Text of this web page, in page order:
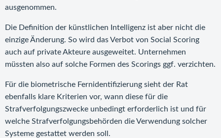
ausgenommen.
Die Definition der künstlichen Intelligenz ist aber nicht die
einzige Änderung. So wird das Verbot von Social Scoring
auch auf private Akteure ausgeweitet. Unternehmen
müssten also auf solche Formen des Scorings ggf. verzichten.
Für die biometrische Fernidentifizierung sieht der Rat
ebenfalls klare Kriterien vor, wann diese für die
Strafverfolgungszwecke unbedingt erforderlich ist und für
welche Strafverfolgungsbehörden die Verwendung solcher
Systeme gestattet werden soll.